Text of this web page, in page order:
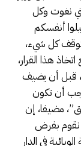
نغوت وكل
أنفسكم
لتوقف كل شيء،
هذا القرار،
قبل أن يضيف
أن تكون
مضيفا، إن
نقوم بفرض
في الدار